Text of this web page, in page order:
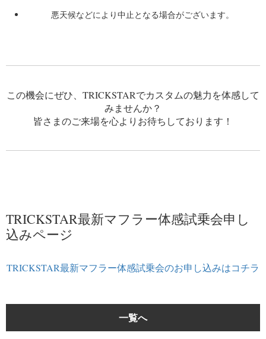
悪天候などにより中止となる場合がございます。
この機会にぜひ、TRICKSTARでカスタムの魅力を体感して
みませんか？
皆さまのご来場を心よりお待ちしております！
TRICKSTAR最新マフラー体感試乗会申し
込みページ
TRICKSTAR最新マフラー体感試乗会のお申し込みはコチラ
一覧へ